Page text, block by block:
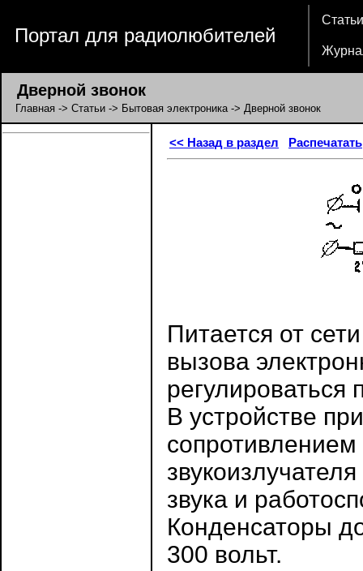
Портал для радиолюбителей
Статьи
Дверной звонок
Главная -> Статьи -> Бытовая электроника-> Дверной звонок
<< Назад в раздел Распечатать
Питается от
вызова
В устройстве
звука и
Конденсаторы
300 вольт.